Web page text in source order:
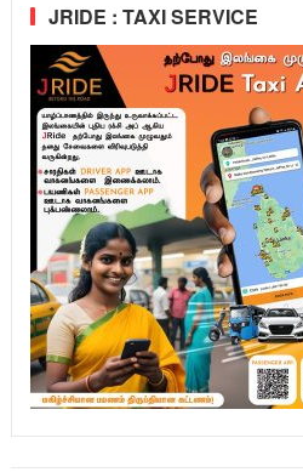
JRIDE : TAXI SERVICE